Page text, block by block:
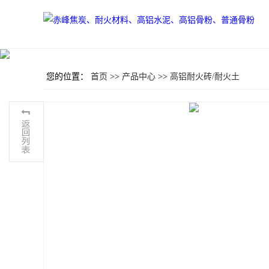
您的位置： 首页 >> 产品中心 >> 高铝耐火砖/耐火土